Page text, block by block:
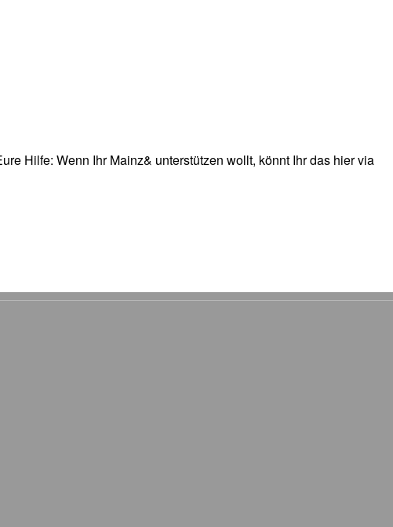
Hilfe: Wenn Ihr Mainz& unterstützen wollt, könnt Ihr das hier via